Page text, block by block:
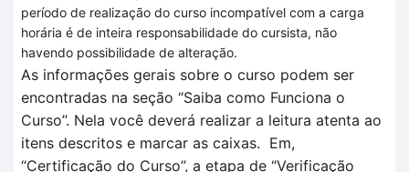
período de realização do curso incompatível com a carga
horária é de inteira responsabilidade do cursista, não
havendo possibilidade de alteração.
As informações gerais sobre o curso podem ser
encontradas na seção “Saiba como Funciona o
Curso”. Nela você deverá realizar a leitura atenta ao
itens descritos e marcar as caixas. Em,
“Certificação do Curso”, a etapa de “Verificação